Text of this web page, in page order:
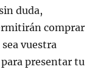
duda,
comprar
vuestra
presentar tu